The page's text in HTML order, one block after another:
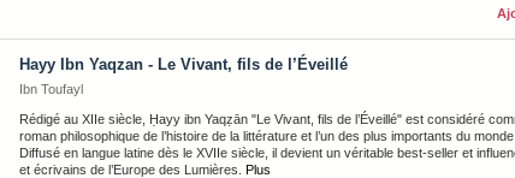
Hayy Ibn Yaqzan - Le Vivant, fils de l’Éveillé
Ibn Toufayl
Rédigé au XIIe siècle, Ḥayy ibn Yaqẓān "Le Vivant, fils de l’Éveillé" est considéré
roman philosophique de l’histoire de la littérature et l’un des plus importants du
Diffusé en langue latine dès le XVIIe siècle, il devient un véritable best-seller et
et écrivains de l’Europe des Lumières. Plus